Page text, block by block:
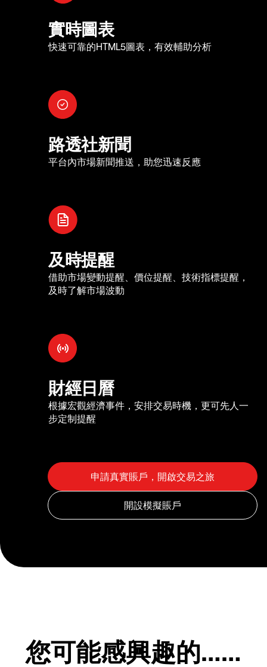
實時圖表
快速可靠的HTML5圖表，有效輔助分析
路透社新聞
平台內市場新聞推送，助您迅速反應
及時提醒
借助市場變動提醒、價位提醒、技術指標提醒，
及時了解市場波動
財經日曆
根據宏觀經濟事件，安排交易時機，更可先人一
步定制提醒
您可能感興趣的……